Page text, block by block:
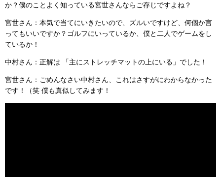
か？僕のことよく知っている宮世さんならご存じですよね？
宮世さん：本気で当てにいきたいので、ズルいですけど、何個か言
ってもいいですか？ゴルフにいっているか、僕と二人でゲームをし
ているか！
中村さん：正解は 「主にストレッチマットの上にいる」でした！
宮世さん：ごめんなさい中村さん、これはさすがにわからなかった
です！（笑 僕も真似してみます！